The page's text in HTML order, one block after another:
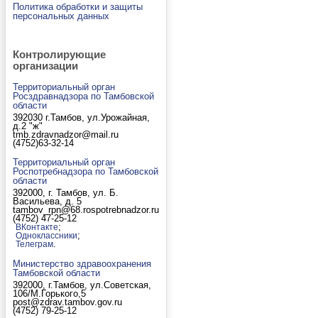
Политика обработки и защиты
персональных данных
Контролирующие
организации
Территориальный орган
Росздравнадзора по Тамбовской
области
392030 г.Тамбов, ул.Урожайная,
д.2 "ж"
tmb.zdravnadzor@mail.ru
(4752)63-32-14
Территориальный орган
Роспотребнадзора по Тамбовской
области
392000, г. Тамбов, ул. Б.
Васильева, д. 5
tambov_rpn@68.rospotrebnadzor.ru
(4752) 47-25-12
ВКонтакте;
Одноклассники;
Телеграм.
Министерство здравоохранения
Тамбовской области
392000, г.Тамбов, ул.Советская,
106/М.Горького,5
post@zdrav.tambov.gov.ru
(4752) 79-25-12